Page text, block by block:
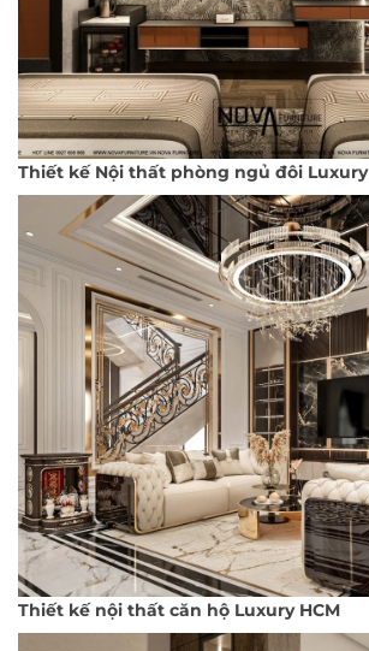
Thiết kế Nội thất phòng ngủ đôi Luxury
Thiết kế nội thất căn hộ Luxury HCM